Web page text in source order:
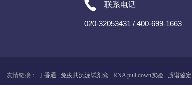
联系电话
020-32053431 / 400-699-1663
友情链接： 丁香通 免疫共沉淀试剂盒 RNA pull down实验 质谱鉴定